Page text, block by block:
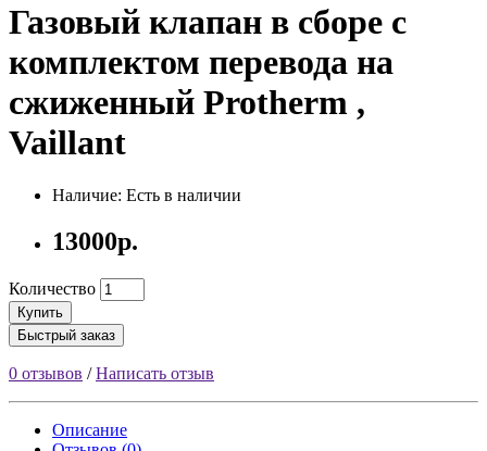
Газовый клапан в сборе с
комплектом перевода на
сжиженный Protherm ,
Vaillant
Наличие: Есть в наличии
13000р.
Количество
Купить
Быстрый заказ
0 отзывов /Написать отзыв
Описание